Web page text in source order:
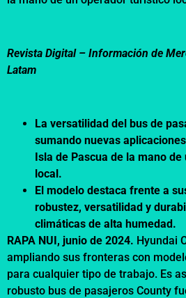
Revista Digital – Información de
Latam
La versatilidad del bus de
sumando nuevas
Isla de Pascua de la mano
local.
El modelo destaca frente a
robustez, versatilidad y
climáticas de alta humedad.
RAPA NUI, junio de 2024. Hyundai
ampliando sus fronteras con
para cualquier tipo de trabajo. Es
robusto bus de pasajeros County